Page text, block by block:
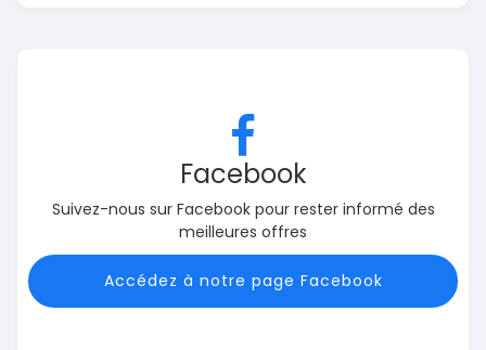
Facebook
Suivez-nous sur Facebook pour rester informé des
meilleures offres
Accédez à notre page Facebook